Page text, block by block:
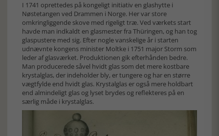
I 1741 oprettedes på kongeligt initiativ en glashytte i
Nøstetangen ved Drammen i Norge. Her var store
omkringliggende skove med rigeligt træ. Ved værkets start
havde man indkaldt en glasmester fra Thüringen, og han tog
glaspustere med sig. Efter nogle vanskelige år i starten
udnævnte kongens minister Moltke i 1751 major Storm som
leder af glasværket. Produktionen gik efterhånden bedre.
Man producerede såvel hvidt glas som det mere kostbare
krystalglas, der indeholder bly, er tungere og har en større
vægtfylde end hvidt glas. Krystalglas er også mere holdbart
end almindeligt glas og lyset brydes og reflekteres på en
særlig måde i krystalglas.